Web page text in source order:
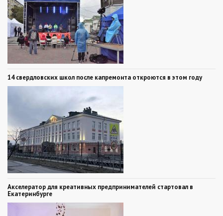
14 свердловских школ после капремонта откроются в этом году
Акселератор для креативных предпринимателей стартовал в
Екатеринбурге